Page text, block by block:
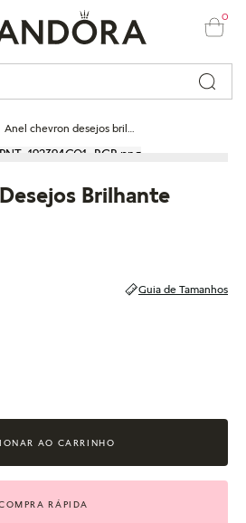
0
Brilhante
Guia de Tamanhos
AO CARRINHO
RÁPIDA